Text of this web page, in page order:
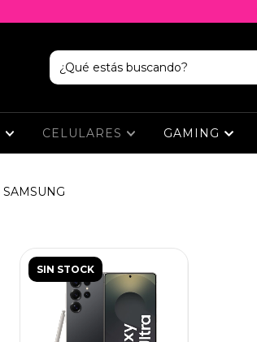
CELULARES GAMING
SAMSUNG
SIN STOCK